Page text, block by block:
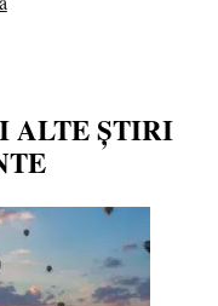
ALTE ȘTIRI